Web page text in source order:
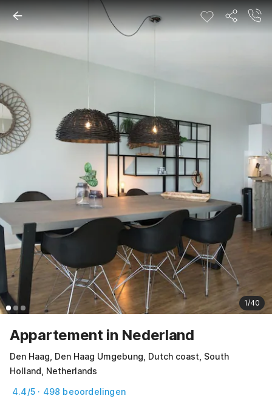
1/40
Appartement in Nederland
Den Haag, Den Haag Umgebung, Dutch coast, South
Holland, Netherlands
4.4/5 · 498 beoordelingen